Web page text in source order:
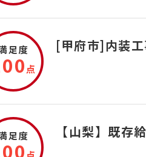
足度
点
[甲府市]内装
足度 【山梨】既存